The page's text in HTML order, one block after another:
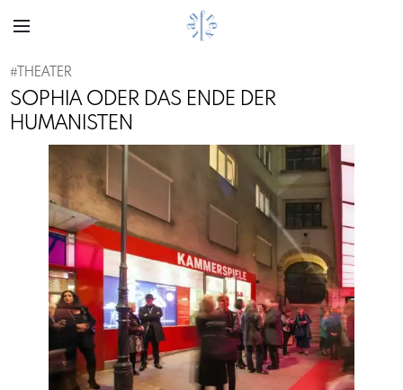
# THEATER
SOPHIA ODER DAS ENDE DER
HUMANISTEN
Previous Next